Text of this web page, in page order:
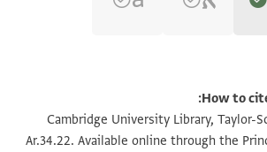
הגדל וסובב
How to
Cambridge University Library, Taylor-
Ar.34.22. Available online through the